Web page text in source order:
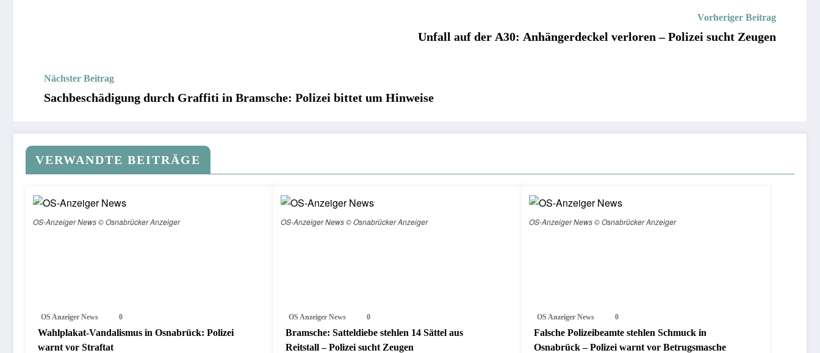
Vorheriger Beitrag
Unfall auf der A30: Anhängerdeckel verloren – Polizei sucht Zeugen
Nächster Beitrag
Sachbeschädigung durch Graffiti in Bramsche: Polizei bittet um Hinweise
VERWANDTE BEITRÄGE
OS-Anzeiger News © Osnabrücker Anzeiger
OS Anzeiger News 0
Wahlplakat-Vandalismus in Osnabrück: Polizei
warnt vor Straftat
OS-Anzeiger News © Osnabrücker Anzeiger
OS Anzeiger News 0
Bramsche: Satteldiebe stehlen 14 Sättel aus
Reitstall – Polizei sucht Zeugen
OS-Anzeiger News © Osnabrücker Anzeiger
OS Anzeiger News 0
Falsche Polizeibeamte stehlen Schmuck in
Osnabrück – Polizei warnt vor Betrugsmasche